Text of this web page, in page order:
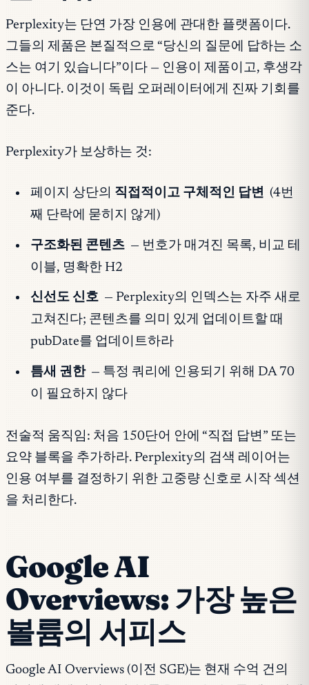
Perplexity는 단연 가장 인용에 관대한 플랫폼이다.
그들의 제품은 본질적으로 “당신의 질문에 답하는 소
스는 여기 있습니다”이다 — 인용이 제품이고, 후생각
이 아니다. 이것이 독립 오퍼레이터에게 진짜 기회를
준다.
Perplexity가 보상하는 것:
페이지 상단의 직접적이고 구체적인 답변 (4번
째 단락에 묻히지 않게)
구조화된 콘텐츠 — 번호가 매겨진 목록, 비교 테
이블, 명확한 H2
신선도 신호 — Perplexity의 인덱스는 자주 새로
고쳐진다; 콘텐츠를 의미 있게 업데이트할 때
pubDate를 업데이트하라
틈새 권한 — 특정 쿼리에 인용되기 위해 DA 70
이 필요하지 않다
전술적 움직임: 처음 150단어 안에 “직접 답변” 또는
요약 블록을 추가하라. Perplexity의 검색 레이어는
인용 여부를 결정하기 위한 고중량 신호로 시작 섹션
을 처리한다.
Google AI
Overviews: 가장 높은
볼륨의 서피스
Google AI Overviews (이전 SGE)는 현재 수억 건의